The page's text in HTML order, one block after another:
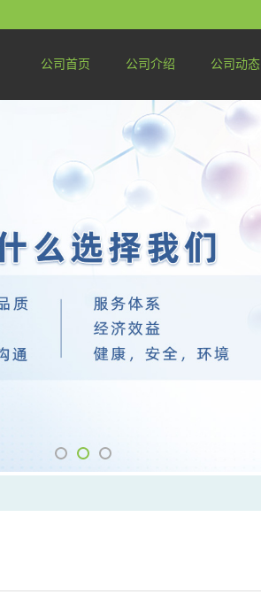
公司首页 公司介绍 公司动态